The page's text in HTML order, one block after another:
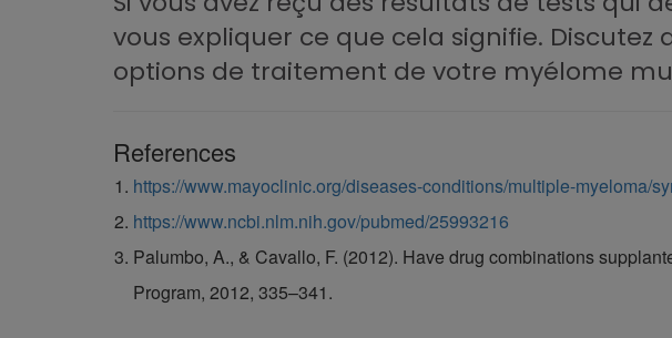
vous expliquer ce que cela signifie.
options de traitement de votre myélome
References
https://www.mayoclinic.org/diseases-conditions/multiple-myeloma/
https://www.ncbi.nlm.nih.gov/pubmed/25993216
Palumbo, A., & Cavallo, F. (2012). Have drug combinations
Program, 2012, 335–341.